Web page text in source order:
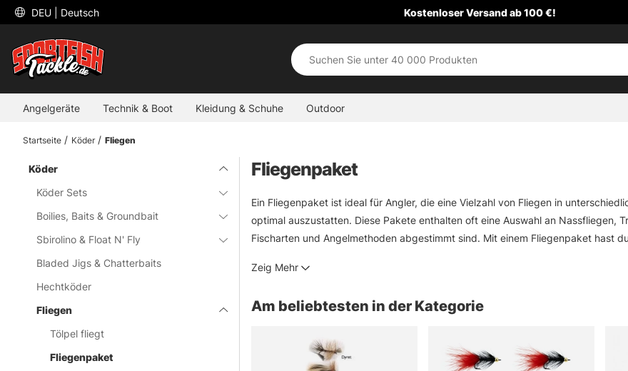
DEU | Deutsch Kostenloser Versand ab 100 €!
Angelgeräte Technik & Boot Kleidung & Schuhe Outdoor
Startseite Köder Fliegen
Köder
Köder Sets
Boilies, Baits & Groundbait
Sbirolino & Float N' Fly
Bladed Jigs & Chatterbaits
Hechtköder
Fliegen
Tölpel fliegt
Fliegenpaket
Fliegenpaket
Ein Fliegenpaket ist ideal für Angler, die eine Vielzahl von Fliegen in
optimal auszustatten. Diese Pakete enthalten oft eine Auswahl an Nassfliegen,
Fischarten und Angelmethoden abgestimmt sind. Mit einem Fliegenpaket hast
Zeig Mehr
Am beliebtesten in der Kategorie